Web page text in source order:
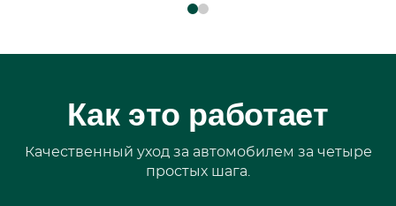
Как это работает
Качественный уход за автомобилем за четыре
простых шага.